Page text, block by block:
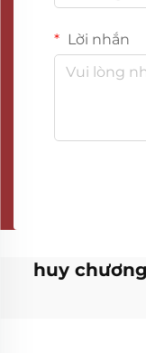
Lời nhắn
huy